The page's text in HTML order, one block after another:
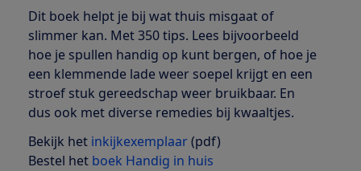
Dit boek helpt je bij wat thuis misgaat of
slimmer kan. Met 350 tips. Lees bijvoorbeeld
hoe je spullen handig op kunt bergen, of hoe je
een klemmende lade weer soepel krijgt en een
stroef stuk gereedschap weer bruikbaar. En
dus ook met diverse remedies bij kwaaltjes.
Bekijk het inkijkexemplaar(pdf)
Bestel het boek Handig in huis